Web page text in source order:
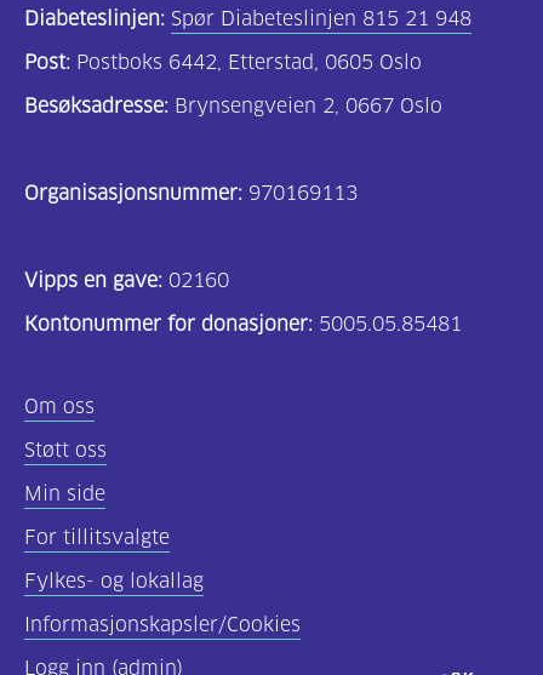
Diabeteslinjen: Spør Diabeteslinjen 815 21 948
Post: Postboks 6442, Etterstad, 0605 Oslo
Besøksadresse: Brynsengveien 2, 0667 Oslo
Organisasjonsnummer: 970169113
Vipps en gave: 02160
Kontonummer for donasjoner: 5005.05.85481
Om oss
Støtt oss
Min side
For tillitsvalgte
Fylkes- og lokallag
Informasjonskapsler/Cookies
Logg inn (admin)